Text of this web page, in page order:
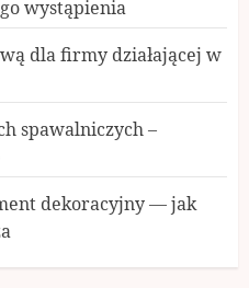
wystąpienia
dla firmy działającej w
spawalniczych –
dekoracyjny — jak